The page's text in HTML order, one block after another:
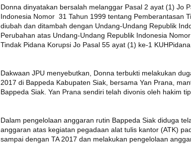
Donna dinyatakan bersalah melanggar Pasal 2 ayat (1) Jo
Indonesia Nomor 31 Tahun 1999 tentang Pemberantasan
diubah dan ditambah dengan Undang-Undang Republik
Perubahan atas Undang-Undang Republik Indonesia
Tindak Pidana Korupsi Jo Pasal 55 ayat (1) ke-1
Dakwaan JPU menyebutkan, Donna terbukti melakukan
2017 di Bappeda Kabupaten Siak, bersama Yan Prana,
Bappeda Siak. Yan Prana sendiri telah divonis oleh hakim
Dalam pengelolaan anggaran rutin Bappeda Siak diduga
anggaran atas kegiatan pegadaan alat tulis kantor (ATK)
sampai dengan TA 2017 dan melakukan pengelolaan